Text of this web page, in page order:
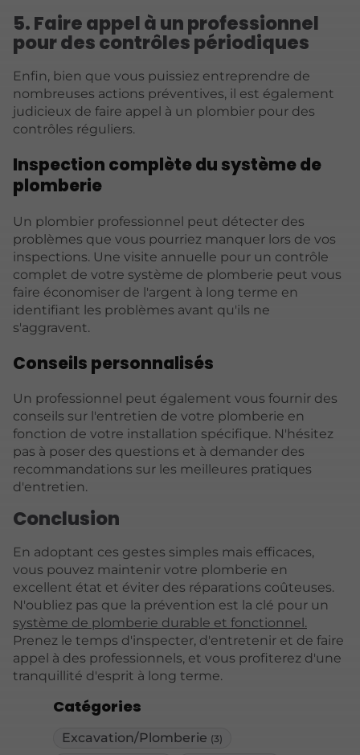
Catégories
Excavation/Plomberie (3)
5. Faire appel à un professionnel
pour des contrôles périodiques
Enfin, bien que vous puissiez entreprendre de
nombreuses actions préventives, il est également
judicieux de faire appel à un plombier pour des
contrôles réguliers.
Inspection complète du système de
plomberie
Un plombier professionnel peut détecter des
problèmes que vous pourriez manquer lors de vos
inspections. Une visite annuelle pour un contrôle
complet de votre système de plomberie peut vous
faire économiser de l'argent à long terme en
identifiant les problèmes avant qu'ils ne
s'aggravent.
Conseils personnalisés
Un professionnel peut également vous fournir des
conseils sur l'entretien de votre plomberie en
fonction de votre installation spécifique. N'hésitez
pas à poser des questions et à demander des
recommandations sur les meilleures pratiques
d'entretien.
Conclusion
En adoptant ces gestes simples mais efficaces,
vous pouvez maintenir votre plomberie en
excellent état et éviter des réparations coûteuses.
N'oubliez pas que la prévention est la clé pour un
système de plomberie durable et fonctionnel.
Prenez le temps d'inspecter, d'entretenir et de faire
appel à des professionnels, et vous profiterez d'une
tranquillité d'esprit à long terme.